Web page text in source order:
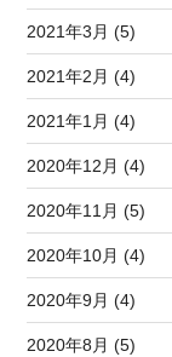
2021年3月 (5)
2021年2月 (4)
2021年1月 (4)
2020年12月 (4)
2020年11月 (5)
2020年10月 (4)
2020年9月 (4)
2020年8月 (5)